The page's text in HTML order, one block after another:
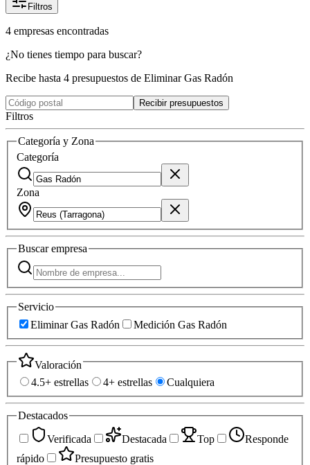
Filtros
4 empresas encontradas
¿No tienes tiempo para buscar?
Recibe hasta 4 presupuestos de Eliminar Gas Radón
Recibir presupuestos
Filtros
Categoría y Zona
Categoría
Zona
Buscarempresa
Servicio
Eliminar Gas Radón
Medición Gas Radón
Valoración
4.5+ estrellas
4+ estrellas Cualquiera
Destacados
Verificada
Destacada Top
Responde
rápido
Presupuesto gratis